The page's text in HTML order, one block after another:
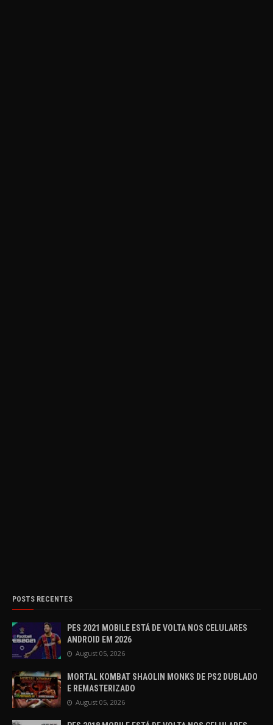
POSTS RECENTES
PES 2021 MOBILE ESTÁ DE VOLTA NOS CELULARES
ANDROID EM 2026
August 05, 2026
MORTAL KOMBAT SHAOLIN MONKS DE PS2 DUBLADO
E REMASTERIZADO
August 05, 2026